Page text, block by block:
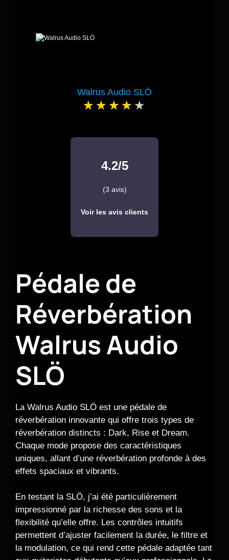
Walrus Audio SLÖ
4.2/5
(3 avis)
Voir les avis clients
Pédale de
Réverbération
Walrus Audio
SLÖ
La Walrus Audio SLÖ est une pédale de
réverbération innovante qui offre trois types de
réverbération distincts : Dark, Rise et Dream.
Chaque mode propose des caractéristiques
uniques, allant d’une réverbération profonde à des
effets spaciaux et vibrants.
En testant la SLÖ, j’ai été particulièrement
impressionné par la richesse des sons et la
flexibilité qu’elle offre. Les contrôles intuitifs
permettent d’ajuster facilement la durée, le filtre et
la modulation, ce qui rend cette pédale adaptée tant